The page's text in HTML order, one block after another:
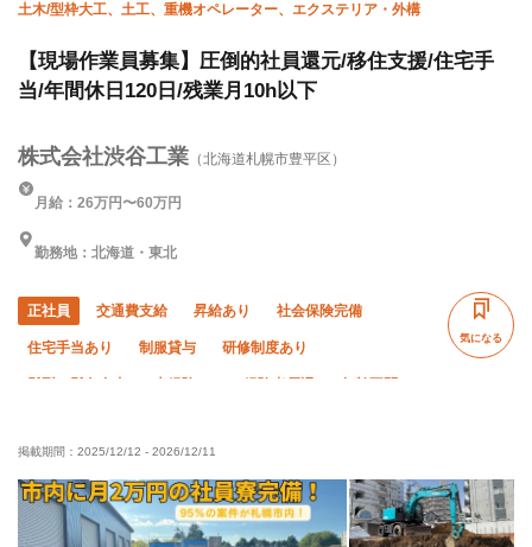
土木/型枠大工、土工、重機オペレーター、エクステリア・外構
【現場作業員募集】圧倒的社員還元/移住支援/住宅手
当/年間休日120日/残業月10h以下
株式会社渋谷工業 （北海道札幌市豊平区）
月給：26万円〜60万円
勤務地：北海道・東北
正社員 交通費支給 昇給あり 社会保険完備
住宅手当あり 制服貸与 研修制度あり
年末年始休暇 車・バイク通勤OK
気になる
掲載期間： 2025/12/12 - 2026/12/11